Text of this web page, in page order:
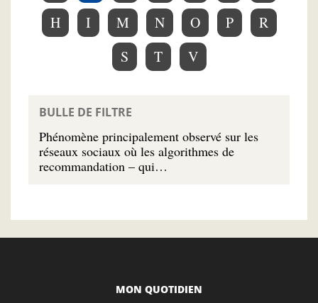
H
I M N O P
R
S
T V
BULLE DE FILTRE
Phénomène principalement observé sur les
réseaux sociaux où les algorithmes de
recommandation – qui…
MON QUOTIDIEN